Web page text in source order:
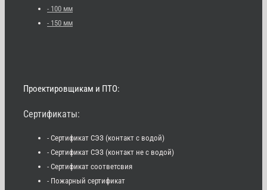
- 100 мм
- 150 мм
Проектировщикам и ПТО:
Сертификаты:
- Сертификат СЭЗ (контакт с водой)
- Сертификат СЭЗ (контакт не с водой)
- Сертификат соответсвия
- Пожарный сертификат